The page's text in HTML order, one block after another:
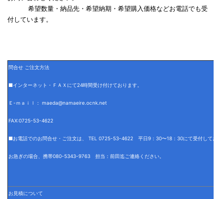
希望数量・納品先・希望納期・希望購入価格などお電話でも受
付しています。
問合せ ご注文方法
■インターネット・ＦＡＸにて24時間受け付けております。
Ｅ-ｍａｉｌ： maeda@namaeire.ocnk.net
FAX:0725-53-4622
■お電話でのお問合せ・ご注文は、 TEL 0725-53-4622 平日9：30〜18：30にて受付してお
お急ぎの場合、携帯080-5343-9763 担当：前田迄ご連絡ください。
お見積について